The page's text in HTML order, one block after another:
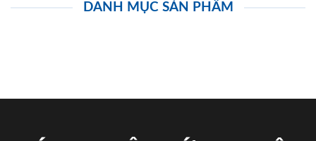
DANH MỤC SẢN PHẨM